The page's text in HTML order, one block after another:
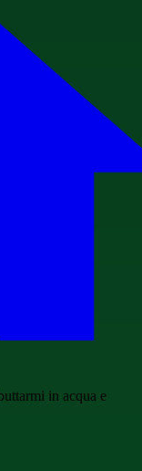
in acqua e